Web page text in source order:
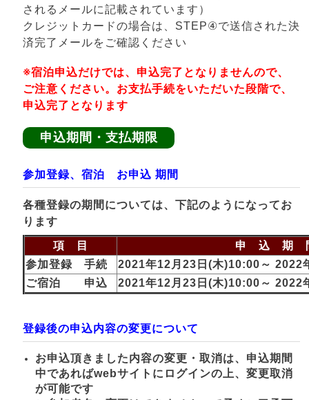
されるメールに記載されています）
クレジットカードの場合は、STEP④で送信された決
済完了メールをご確認ください
※宿泊申込だけでは、申込完了となりませんので、
ご注意ください。お支払手続をいただいた段階で、
申込完了となります
申込期間・支払期限
参加登録、宿泊 お申込 期間
各種登録の期間については、下記のようになってお
ります
項 目
申 込 期
参加登録 手続
2021年12月23日(木)10:00～ 2022
ご宿泊 申込
2021年12月23日(木)10:00～ 2022
登録後の申込内容の変更について
お申込頂きました内容の変更・取消は、申込期間
中であればwebサイトにログインの上、変更取消
が可能です